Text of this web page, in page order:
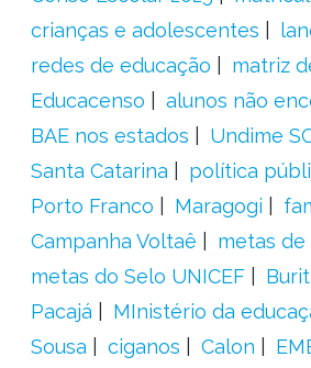
crianças e adolescentes
redes de educação
matriz
Educacenso
alunos não
BAE nos estados
Undime
Santa Catarina
política
Porto Franco
Maragogi
Campanha Voltaê
metas
metas do Selo UNICEF
Pacajá
MInistério da
Sousa
ciganos Calon